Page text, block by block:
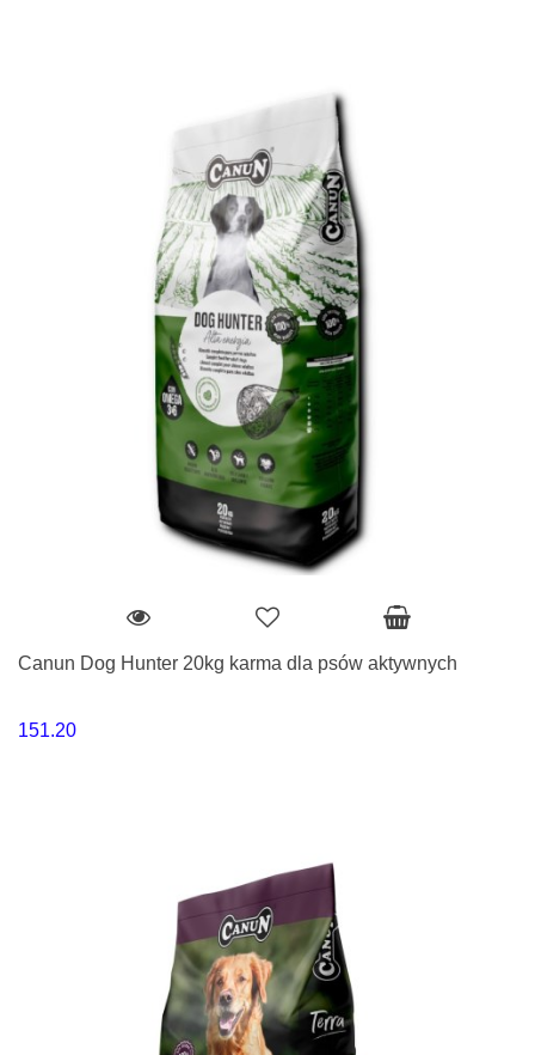
Canun Dog Hunter 20kg karma dla psów aktywnych
151.20